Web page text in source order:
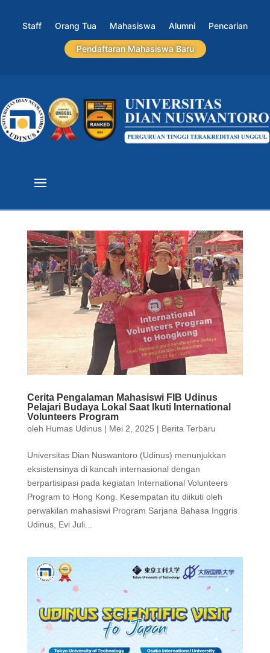
Staff Orang Tua Mahasiswa Alumni Pencarian
Pendaftaran Mahasiswa Baru
Cerita Pengalaman Mahasiswi FIB Udinus
Pelajari Budaya Lokal Saat Ikuti International
Volunteers Program
oleh Humas Udinus| Mei 2, 2025 | Berita Terbaru
Universitas Dian Nuswantoro (Udinus) menunjukkan
eksistensinya di kancah internasional dengan
berpartisipasi pada kegiatan International Volunteers
Program to Hong Kong. Kesempatan itu diikuti oleh
perwakilan mahasiswi Program Sarjana Bahasa Inggris
Udinus, Evi Juli...